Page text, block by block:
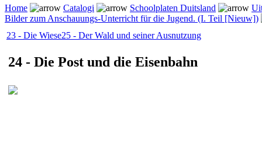
Home Catalogi Schoolplaten Duitsland
Bilder zum Anschauungs-Unterricht für die Jugend. (I. Teil [Nieuw])
23 - Die Wiese25 - Der Wald und seiner Ausnutzung
24 - Die Post und die Eisenbahn